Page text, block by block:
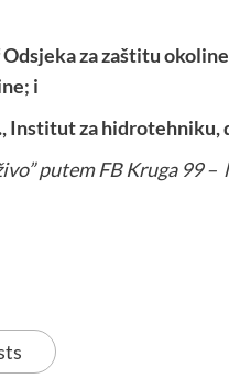
Odsjeka za zaštitu
; i
Institut za hidrotehniku,
putem FB Kruga 99 –